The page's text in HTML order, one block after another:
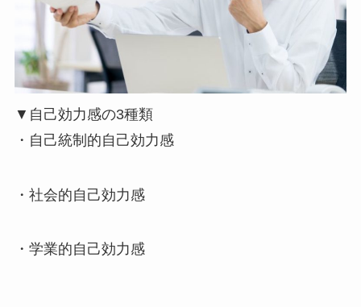
▼自己効力感の3種類
・自己統制的自己効力感
・社会的自己効力感
・学業的自己効力感